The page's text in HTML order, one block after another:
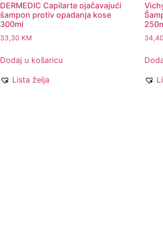
DERMEDIC Capilarte ojačavajući
šampon protiv opadanja kose
300ml
33,30 KM
Dodaj u košaricu
Lista želja
34,40